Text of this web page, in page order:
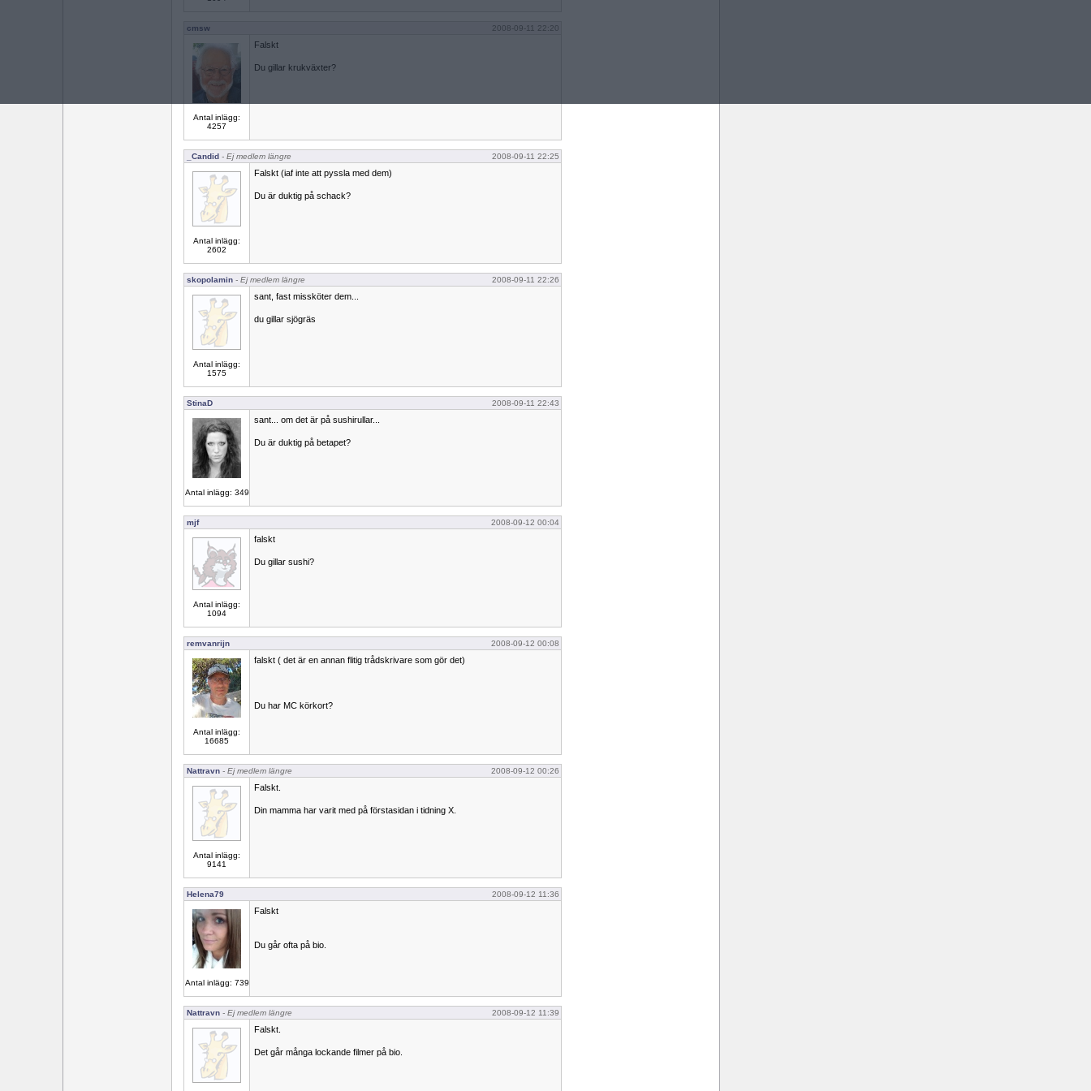
cmsw 2008-09-11 22:20
Antal inlägg:
4257
Falskt
Du gillar krukväxter?
_Candid - Ej medlem längre 2008-09-11 22:25
Antal inlägg:
2602
Falskt (iaf inte att pyssla med dem)
Du är duktig på schack?
skopolamin - Ej medlem längre 2008-09-11 22:26
Antal inlägg:
1575
sant, fast missköter dem...
du gillar sjögräs
StinaD 2008-09-11 22:43
Antal inlägg: 349
sant... om det är på sushirullar...
Du är duktig på betapet?
mjf 2008-09-12 00:04
Antal inlägg:
1094
falskt
Du gillar sushi?
remvanrijn 2008-09-12 00:08
Antal inlägg:
16685
falskt ( det är en annan flitig trådskrivare som gör det)
Du har MC körkort?
Nattravn - Ej medlem längre 2008-09-12 00:26
Antal inlägg:
9141
Falskt.
Din mamma har varit med på förstasidan i tidning X.
Helena79 2008-09-12 11:36
Antal inlägg: 739
Falskt
Du går ofta på bio.
Nattravn - Ej medlem längre 2008-09-12 11:39
Falskt.
Det går många lockande filmer på bio.